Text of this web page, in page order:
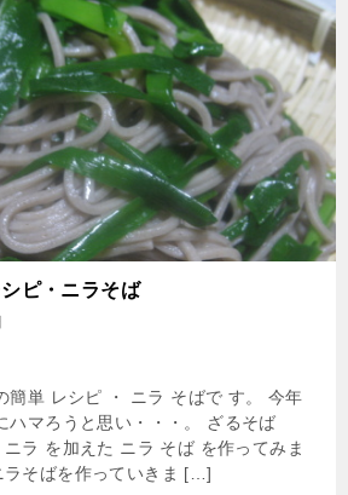
ピ・ニラそば
簡単 レシピ ・ ニラ そばで す。 今年
ハマろうと思い・・・。 ざるそば
ラ を加えた ニラ そば を作ってみま
ラそばを作っていきま […]